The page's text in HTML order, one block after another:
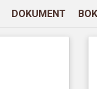
DOKUMENT